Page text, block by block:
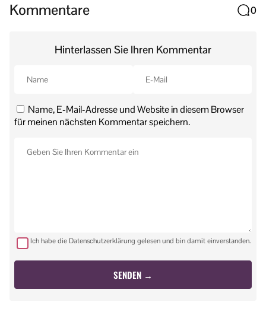
Kommentare 0
Hinterlassen Sie Ihren Kommentar
Name, E-Mail-Adresse und Website in diesem Browser
für meinen nächsten Kommentar speichern.
Ich habe die Datenschutzerklärung gelesen und bin damit einverstanden.